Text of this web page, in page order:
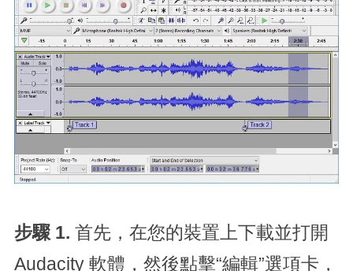
步驟 1. 首先，在您的裝置上下載並打開
Audacity 軟體，然後點擊“編輯”選項卡，